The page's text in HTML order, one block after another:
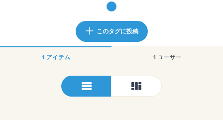
このタグに投稿
1 アイテム 1 ユーザー